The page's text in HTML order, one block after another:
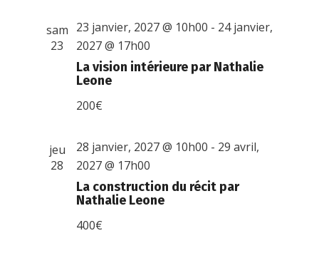
sam
23
La vision intérieure par Nathalie
Leone
23 janvier, 2027 @ 10h00 - 24 janvier,
2027 @ 17h00
200€
jeu
28
La construction du récit par
Nathalie Leone
28 janvier, 2027 @ 10h00 - 29 avril,
2027 @ 17h00
400€